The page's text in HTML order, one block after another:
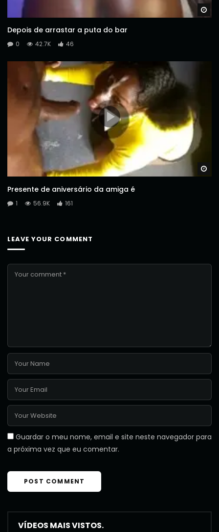
Depois de arrastar a puta do bar
0 42.7K 46
Presente de aniversário da amiga é
1 56.9K 161
LEAVE YOUR COMMENT
Guardar o meu nome, email e site neste navegador para
a próxima vez que eu comentar.
VÍDEOS MAIS VISTOS.